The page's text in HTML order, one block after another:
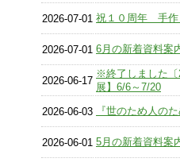
2026-07-01 祝１０周年 手作
2026-07-01 6月の新着資料案
2026-06-17
※終了しました〔
展】6/6～7/20
2026-06-03 『世のため人の
2026-06-01 5月の新着資料案